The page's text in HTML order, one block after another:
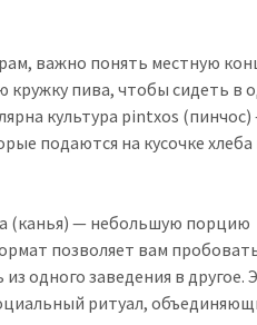
важно понять местную
кружку пива, чтобы сидеть в
культура pintxos
подаются на кусочке хлеба
(канья) — небольшую порцию
позволяет вам
одного заведения в другое.
ритуал,